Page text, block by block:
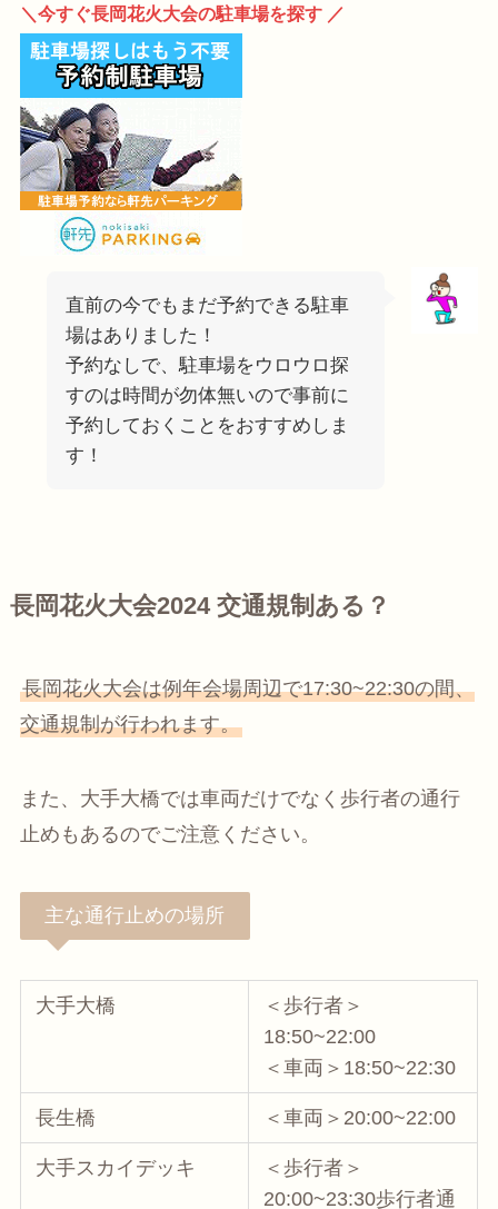
＼今すぐ長岡花火大会の駐車場を探す ／
直前の今でもまだ予約できる駐車
場はありました！
予約なしで、駐車場をウロウロ探
すのは時間が勿体無いので事前に
予約しておくことをおすすめしま
す！
長岡花火大会2024 交通規制ある？
長岡花火大会は例年会場周辺で17:30~22:30の間、
交通規制が行われます。
また、大手大橋では車両だけでなく歩行者の通行
止めもあるのでご注意ください。
主な通行止めの場所
大手大橋
＜歩行者＞
18:50~22:00
＜車両＞18:50~22:30
長生橋 ＜車両＞20:00~22:00
大手スカイデッキ
＜歩行者＞
20:00~23:30歩行者通